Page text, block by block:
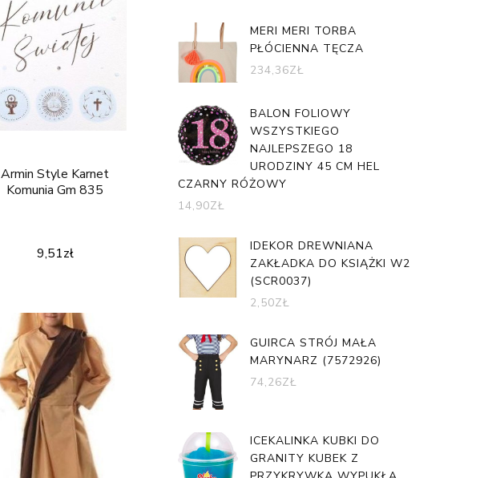
Armin Style Karnet
Komunia Gm 835
9,51zł
MERI MERI TORBA
PŁÓCIENNA TĘCZA
234,36ZŁ
BALON FOLIOWY
WSZYSTKIEGO
NAJLEPSZEGO 18
URODZINY 45 CM HEL
CZARNY RÓŻOWY
14,90ZŁ
IDEKOR DREWNIANA
ZAKŁADKA DO KSIĄŻKI W2
(SCR0037)
2,50ZŁ
GUIRCA STRÓJ MAŁA
MARYNARZ (7572926)
74,26ZŁ
ICEKALINKA KUBKI DO
GRANITY KUBEK Z